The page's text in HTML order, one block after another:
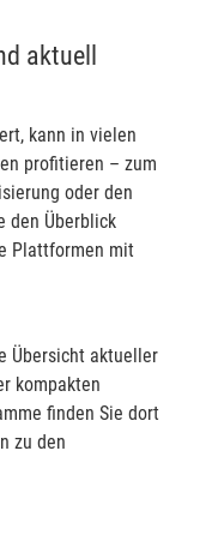
aktuell
kann in vielen
profitieren – zum
oder den
den Überblick
Plattformen mit
Übersicht aktueller
kompakten
finden Sie dort
zu den